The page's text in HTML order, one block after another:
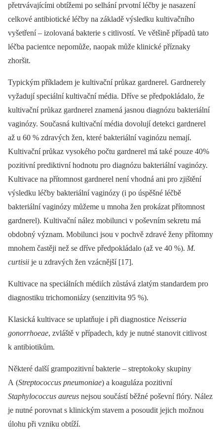
přetrvávajícími obtížemi po selhání prvotní léčby je nasazení
celkové antibiotické léčby na základě výsledku kultivačního
vyšetření –⁠ izolovaná bakterie s citlivostí. Ve většině případů tato
léčba pacientce nepomůže, naopak může klinické příznaky
zhoršit.
Typickým příkladem je kultivační průkaz gardnerel. Gardnerely
vyžadují speciální kultivační média. Dříve se předpokládalo, že
kultivační průkaz gardnerel znamená jasnou diagnózu bakteriální
vaginózy. Současná kultivační média dovolují detekci gardnerel
až u 60 % zdravých žen, které bakteriální vaginózu nemají.
Kultivační průkaz vysokého počtu gardnerel má také pouze 40%
pozitivní prediktivní hodnotu pro diagnózu bakteriální vaginózy.
Kultivace na přítomnost gardnerel není vhodná ani pro zjištění
výsledku léčby bakteriální vaginózy (i po úspěšné léčbě
bakteriální vaginózy můžeme u mnoha žen prokázat přítomnost
gardnerel). Kultivační nález mobilunci v poševním sekretu má
obdobný význam. Mobilunci jsou v pochvě zdravé ženy přítomny
mnohem častěji než se dříve předpokládalo (až ve 40 %). M.
curtisii je u zdravých žen vzácnější [17].
Kultivace na speciálních médiích zůstává zlatým standardem pro
diagnostiku trichomoniázy (senzitivita 95 %).
Klasická kultivace se uplatňuje i při diagnostice Neisseria
gonorrhoeae, zvláště v případech, kdy je nutné stanovit citlivost
k antibiotikům.
Některé další grampozitivní bakterie –⁠ streptokoky skupiny
A (Streptococcus pneumoniae) a koaguláza pozitivní
Staphylococcus aureus nejsou součástí běžné poševní flóry. Nález
je nutné porovnat s klinickým stavem a posoudit jejich možnou
úlohu při vzniku obtíží.